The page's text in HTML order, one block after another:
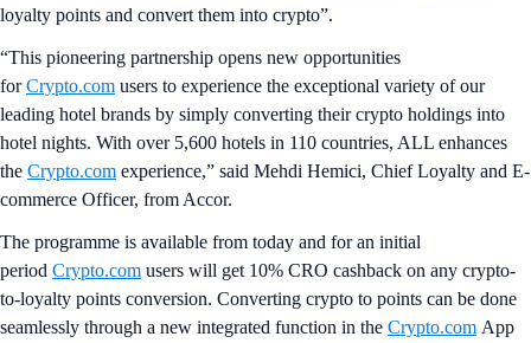
loyalty points and convert them into crypto”.
“This pioneering partnership opens new opportunities
forCrypto.com users to experience the exceptional variety of our
leading hotel brands by simply converting their crypto holdings into
hotel nights. With over 5,600 hotels in 110 countries, ALL enhances
the Crypto.com experience,” said Mehdi Hemici, Chief Loyalty and E-
commerce Officer, from Accor.
The programme is available from today and for an initial
period Crypto.com users will get 10% CRO cashback on any crypto-
to-loyalty points conversion. Converting crypto to points can be done
seamlessly through a new integrated function in the Crypto.com App